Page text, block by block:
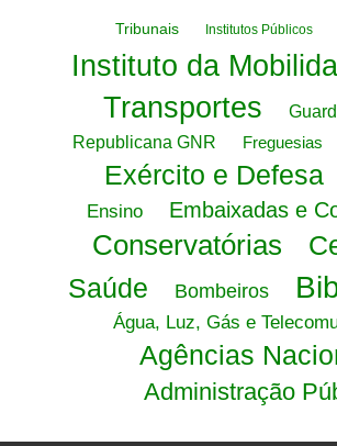
Tribunais Institutos Públicos
Instituto da
Transportes
Republicana GNR
Freguesias
Exército e Defesa
Ensino
Embaixadas e
Conservatórias
Saúde
Bombeiros
Água, Luz, Gás e
Agências
Administração